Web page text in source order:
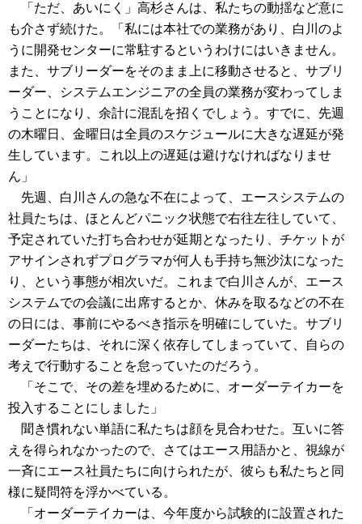
「ただ、あいにく」高杉さんは、私たちの動揺など意に
も介さず続けた。「私には本社での業務があり、白川のよ
うに開発センターに常駐するというわけにはいきません。
また、サブリーダーをそのまま上に移動させると、サブリ
ーダー、システムエンジニアの全員の業務が変わってしま
うことになり、余計に混乱を招くでしょう。すでに、先週
の木曜日、金曜日は全員のスケジュールに大きな遅延が発
生しています。これ以上の遅延は避けなければなりませ
ん」
先週、白川さんの急な不在によって、エースシステムの
社員たちは、ほとんどパニック状態で右往左往していて、
予定されていた打ち合わせが延期となったり、チケットが
アサインされずプログラマが何人も手持ち無沙汰になった
り、という事態が相次いだ。これまで白川さんが、エース
システムでの会議に出席するとか、休みを取るなどの不在
の日には、事前にやるべき指示を明確にしていた。サブリ
ーダーたちは、それに深く依存してしまっていて、自らの
考えで行動することを怠っていたのだろう。
「そこで、その差を埋めるために、オーダーテイカーを
投入することにしました」
聞き慣れない単語に私たちは顔を見合わせた。互いに答
えを得られなかったので、さてはエース用語かと、視線が
一斉にエース社員たちに向けられたが、彼らも私たちと同
様に疑問符を浮かべている。
「オーダーテイカーは、今年度から試験的に設置された